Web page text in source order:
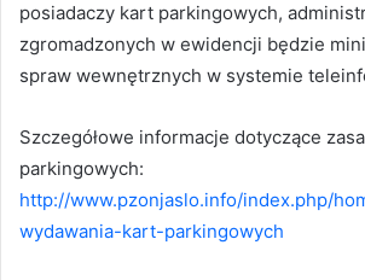
posiadaczy kart parkingowych,
zgromadzonych w ewidencji będzie
spraw wewnętrznych w systemie
Szczegółowe informacje dotyczące
parkingowych:
http://www.pzonjaslo.info/index.php/
wydawania-kart-parkingowych